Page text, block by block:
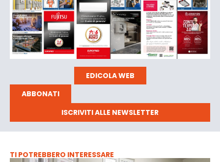
EDICOLA WEB
ABBONATI
ISCRIVITI ALLE NEWSLETTER
TI POTREBBERO INTERESSARE